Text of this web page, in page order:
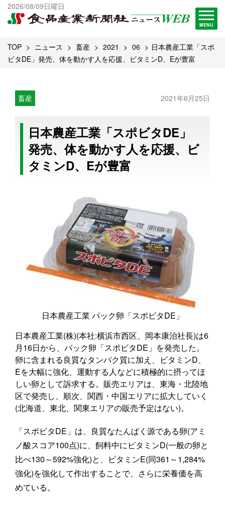
2026/08/09日曜日
MENU
出版物一覧へ
試読・購読申し込み
TOP ニュース 畜産 2021 06
日本農産工業「スポ
ビタDE」発売、体を動かす人を応援、ビタミンD、Eが豊富
畜産 2021年6月25日
日本農産工業「スポビタDE」
発売、体を動かす人を応援、ビ
タミンD、Eが豊富
日本農産工業 パック卵「スポビタDE」
日本農産工業(株)(本社:横浜市西区、岡本康治社長)は6
月16日から、パック卵「スポビタDE」を発売した。
卵に含まれる良質なタンパク質に加え、ビタミンD、
Eを大幅に強化、運動する人などに積極的に摂ってほ
しい卵として訴求する。販売エリアは、東海・北陸地
区で発売し、順次、関西・中国エリアに拡大していく
(北海道、東北、関東エリアの販売予定はない)。
「スポビタDE」は、良質なたんぱく源である卵(アミ
ノ酸スコア100点)に、飼料中にビタミンD(一般の卵と
比べ130～592%強化)と、ビタミンE(同361～1,284%
強化)を強化して作出することで、さらに栄養価を高
めている。